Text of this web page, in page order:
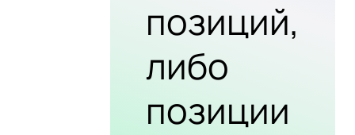
позиций,
либо
позиции